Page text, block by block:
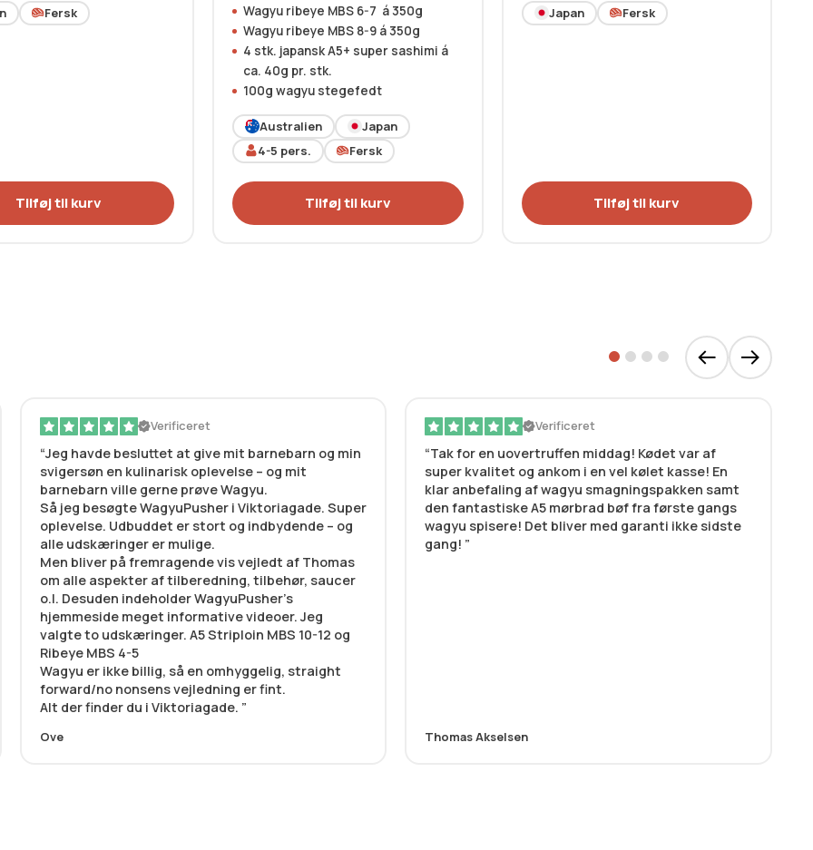
Fersk
Tilføj til kurv
Wagyu ribeye MBS 6-7 á 350g
Wagyu ribeye MBS 8-9 á 350g
4 stk. japansk A5+ super sashimi á
ca. 40g pr. stk.
100g wagyu stegefedt
Australien
Japan
4-5 pers. Fersk
Tilføj til kurv
Japan Fersk
Tilføj til kurv
Verificeret
Jeg havde besluttet at give mit barnebarn og min
svigersøn en kulinarisk oplevelse – og mit
barnebarn ville gerne prøve Wagyu.
Så jeg besøgte WagyuPusher i Viktoriagade. Super
oplevelse. Udbuddet er stort og indbydende – og
alle udskæringer er mulige.
Men bliver på fremragende vis vejledt af Thomas
om alle aspekter af tilberedning, tilbehør, saucer
o.l. Desuden indeholder WagyuPusher’s
hjemmeside meget informative videoer. Jeg
valgte to udskæringer. A5 Striploin MBS 10-12 og
Ribeye MBS 4-5
Wagyu er ikke billig, så en omhyggelig, straight
forward/no nonsens vejledning er fint.
Alt der finder du i Viktoriagade.
Ove
Verificeret
Tak for en uovertruffen middag! Kødet var af
super kvalitet og ankom i en vel kølet kasse! En
klar anbefaling af wagyu smagningspakken samt
den fantastiske A5 mørbrad bøf fra første gangs
wagyu spisere! Det bliver med garanti ikke sidste
gang!
Thomas Akselsen